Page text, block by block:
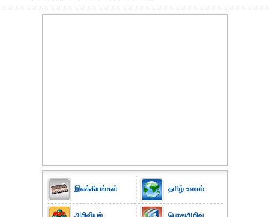
இலக்கியங்கள்
அறிவியல்
தமிழ் உலகம்
பொதுஅறிவு